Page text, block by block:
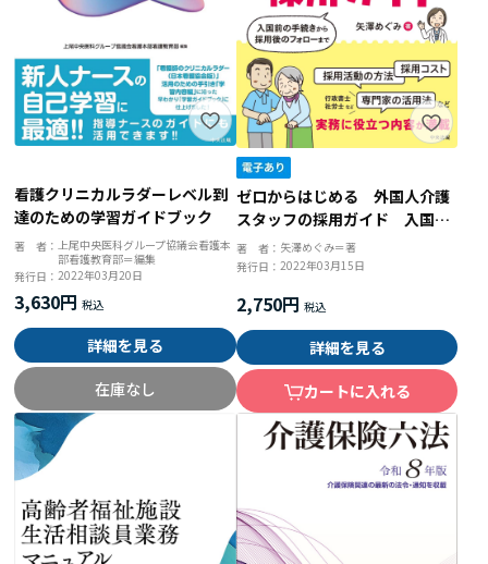
看護クリニカルラダーレベル到
達のための学習ガイドブック
著 者： 上尾中央医科グループ協議会看護本
部看護教育部＝編集
発行日：2022年03月20日
3,630円
詳細を見る
在庫なし
ゼロからはじめる 外国人介護
スタッフの採用ガイド 入国前
の手続きから採用後のフォロー
まで
著 者： 矢澤めぐみ＝著
発行日： 2022年03月15日
2,750円
詳細を見る
カートに入れる